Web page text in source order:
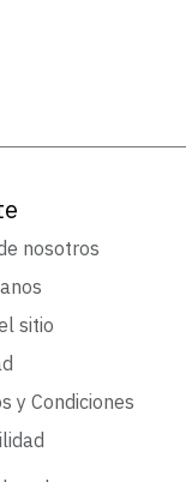
nosotros
sitio
y Condiciones